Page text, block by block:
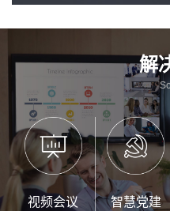
解
视频会议 智慧党建